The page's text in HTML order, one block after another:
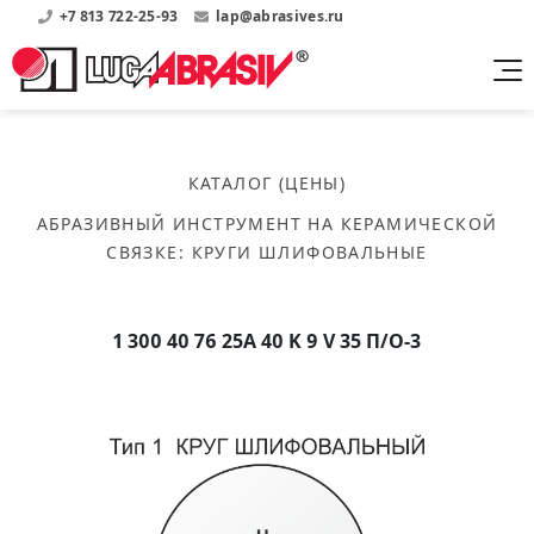
+7 813 722-25-93 lap@abrasives.ru
бакелитовой связке
Скачать каталог
Круги шлифовальные
Сегменты шлифовальные
керамической связке
Скачать каталог
Круги шлифовальные
Скачать прайсы на нашу продукцию
Нормативные документы, ГОСТы, Инструкции по
эсплуатации
Публикации
О нас
Информация о заводе
История завода
Партнеры
Список партнеров завода
Мероприятия
Контакты
КАТАЛОГ (ЦЕНЫ)
АБРАЗИВНЫЙ ИНСТРУМЕНТ НА КЕРАМИЧЕСКОЙ
СВЯЗКЕ : КРУГИ ШЛИФОВАЛЬНЫЕ
1 300 40 76 25А 40 K 9 V 35 П/О-3